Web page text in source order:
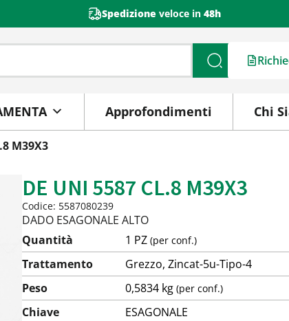
Spedizione veloce in 48h
Cerca
Approfondimenti Chi
M39X3
DE UNI 5587 CL.8 M39X3
Codice: 5587080239
DADO ESAGONALE ALTO
Quantità
1 PZ (per conf.)
Trattamento
Grezzo, Zincat-5u-Tipo-4
Peso
0,5834 kg (per conf.)
Chiave
ESAGONALE